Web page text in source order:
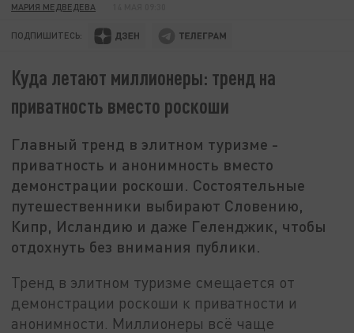
МАРИЯ МЕДВЕДЕВА
ПОДПИШИТЕСЬ:
Куда летают миллионеры: тренд на
приватность вместо роскоши
Главный тренд в элитном туризме -
приватность и анонимность вместо
демонстрации роскоши. Состоятельные
путешественники выбирают Словению,
Кипр, Исландию и даже Геленджик, чтобы
отдохнуть без внимания публики.
Тренд в элитном туризме смещается от
демонстрации роскоши к приватности и
анонимности. Миллионеры всё чаще